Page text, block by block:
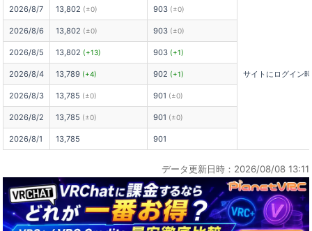
2026/8/7 13,802 (±0) 903 (±0)
サイトにログイン
2026/8/6 13,802 (±0) 903 (±0)
2026/8/5 13,802 (+13) 903 (+1)
2026/8/4 13,789 (+4) 902 (+1)
2026/8/3 13,785 (±0) 901 (±0)
2026/8/2 13,785 (±0) 901 (±0)
2026/8/1 13,785 901
データ更新日時：2026/08/08 13:11